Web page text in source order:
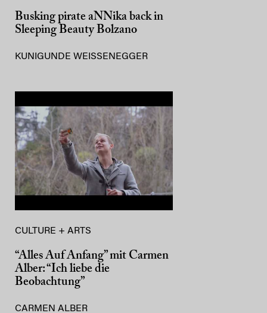
Busking pirate aNNika back in
Sleeping Beauty Bolzano
KUNIGUNDE WEISSENEGGER
CULTURE + ARTS
“Alles Auf Anfang” mit Carmen
Alber: “Ich liebe die
Beobachtung”
CARMEN ALBER